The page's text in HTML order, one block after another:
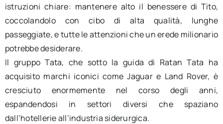
istruzioni chiare: mantenere alto il benessere di Tito,
coccolandolo con cibo di alta qualità, lunghe
passeggiate, e tutte le attenzioni che un erede milionario
potrebbe desiderare.
Il gruppo Tata, che sotto la guida di Ratan Tata ha
acquisito marchi iconici come Jaguar e Land Rover, è
cresciuto enormemente nel corso degli anni,
espandendosi in settori diversi che spaziano
dall’hotellerie all’industria siderurgica.